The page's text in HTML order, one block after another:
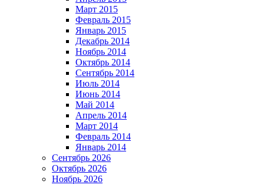
Март 2015
Февраль 2015
Январь 2015
Декабрь 2014
Ноябрь 2014
Октябрь 2014
Сентябрь 2014
Июль 2014
Июнь 2014
Май 2014
Апрель 2014
Март 2014
Февраль 2014
Январь 2014
Сентябрь 2026
Октябрь 2026
Ноябрь 2026